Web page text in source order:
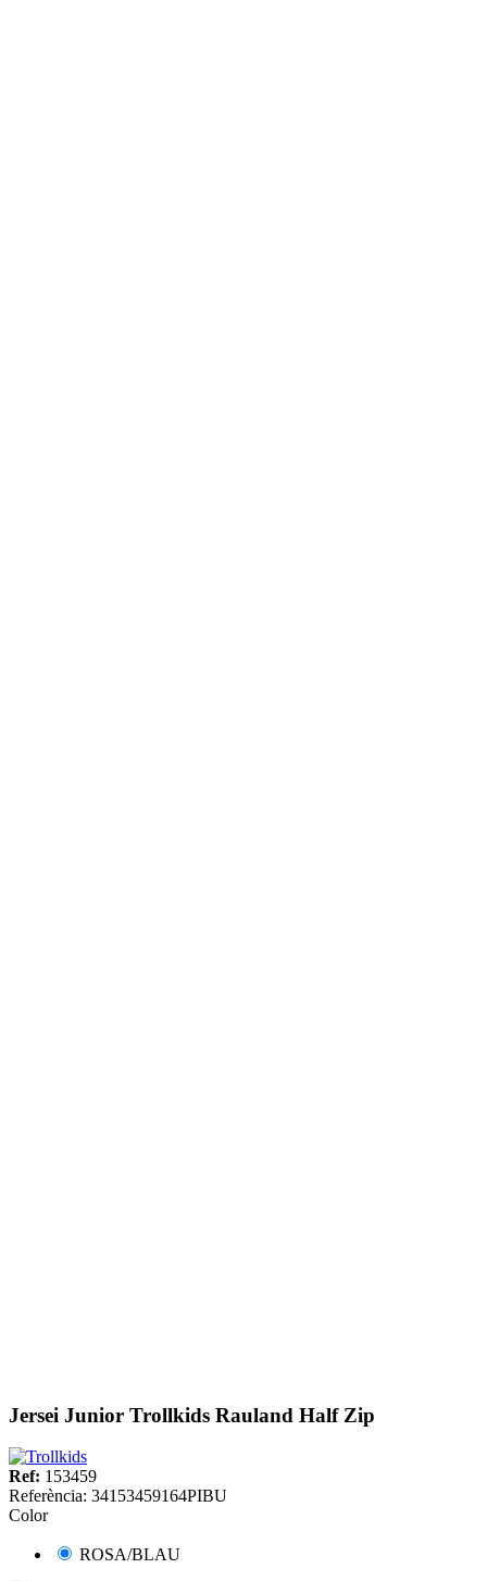
Jersei Junior Trollkids Rauland Half Zip
Ref: 153459
Referència: 34153459164PIBU
Color
ROSA/BLAU